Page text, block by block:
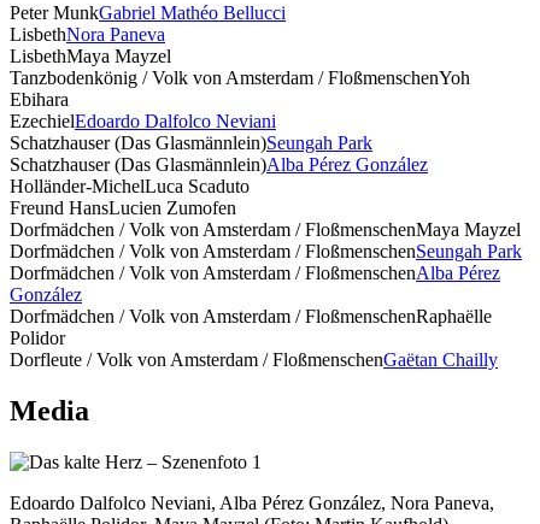
Peter MunkGabriel Mathéo Bellucci
LisbethNora Paneva
LisbethMaya Mayzel
Tanzbodenkönig / Volk von Amsterdam / FloßmenschenYoh
Ebihara
EzechielEdoardo Dalfolco Neviani
Schatzhauser (Das Glasmännlein)Seungah Park
Schatzhauser (Das Glasmännlein)Alba Pérez González
Holländer-MichelLuca Scaduto
Freund HansLucien Zumofen
Dorfmädchen / Volk von Amsterdam / FloßmenschenMaya Mayzel
Dorfmädchen / Volk von Amsterdam / FloßmenschenSeungah Park
Dorfmädchen / Volk von Amsterdam / FloßmenschenAlba Pérez
González
Dorfmädchen / Volk von Amsterdam / FloßmenschenRaphaëlle
Polidor
Dorfleute / Volk von Amsterdam / FloßmenschenGaëtan Chailly
Media
Edoardo Dalfolco Neviani, Alba Pérez González, Nora Paneva,